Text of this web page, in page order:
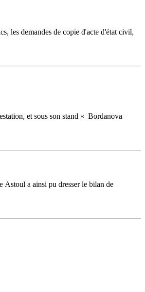
les demandes de copie d'acte d'état civil,
et sous son stand « Bordanova
Astoul a ainsi pu dresser le bilan de